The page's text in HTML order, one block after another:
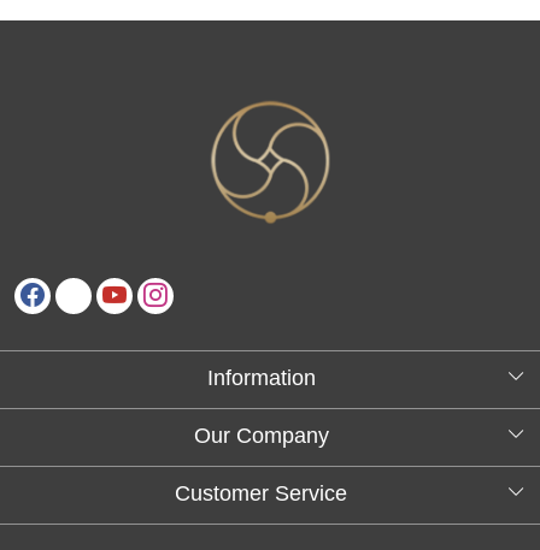
Information
About Us
Our Company
Testimonials
Customer Service